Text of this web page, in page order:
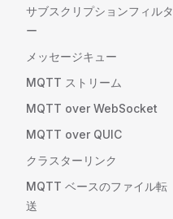
サブスクリプションフィルタ
ー
メッセージキュー
MQTT ストリーム
MQTT over WebSocket
MQTT over QUIC
クラスターリンク
MQTT ベースのファイル転
送